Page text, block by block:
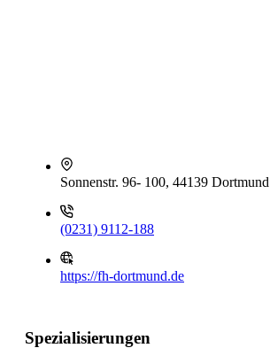
Sonnenstr. 96- 100, 44139 Dortmund
(0231) 9112-188
https://fh-dortmund.de
Spezialisierungen